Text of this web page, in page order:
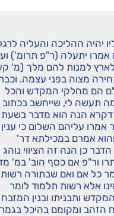
יהיה ההליכה והעליה
יתעלה (ר"פ תרומ')
לארץ למנות להם מלך (מ'
מצוה בפני עצמה.
הם מחלקי המקדש והכל
תעשה לי, שייחשב בכתוב
דקרא הנה הוא מדבר בשעת
עליהם השלום כי
אמרם במכילתא דר'
כן הנה זה הציווי נוהג
ור"פ אם כסף הוב' במ'
כל אם ואם שבתורה רשות
אלא רשות תלמוד לומר
ותבניתו ובנין המזבח
הזהב ומקומם בהיכל בגמר